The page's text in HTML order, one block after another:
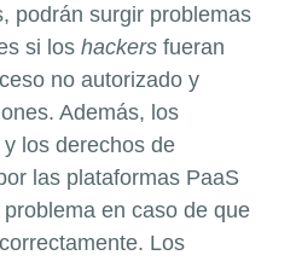
podrán surgir problemas
si los hackers fueran
no autorizado y
Además, los
los derechos de
las plataformas PaaS
en caso de que
Los